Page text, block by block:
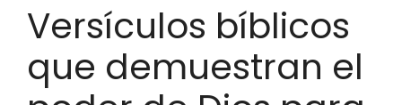
Versículos bíblicos
que demuestran el